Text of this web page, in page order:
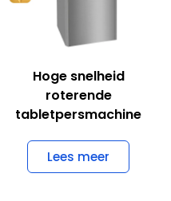
Hoge snelheid
roterende
tabletpersmachine
Lees meer